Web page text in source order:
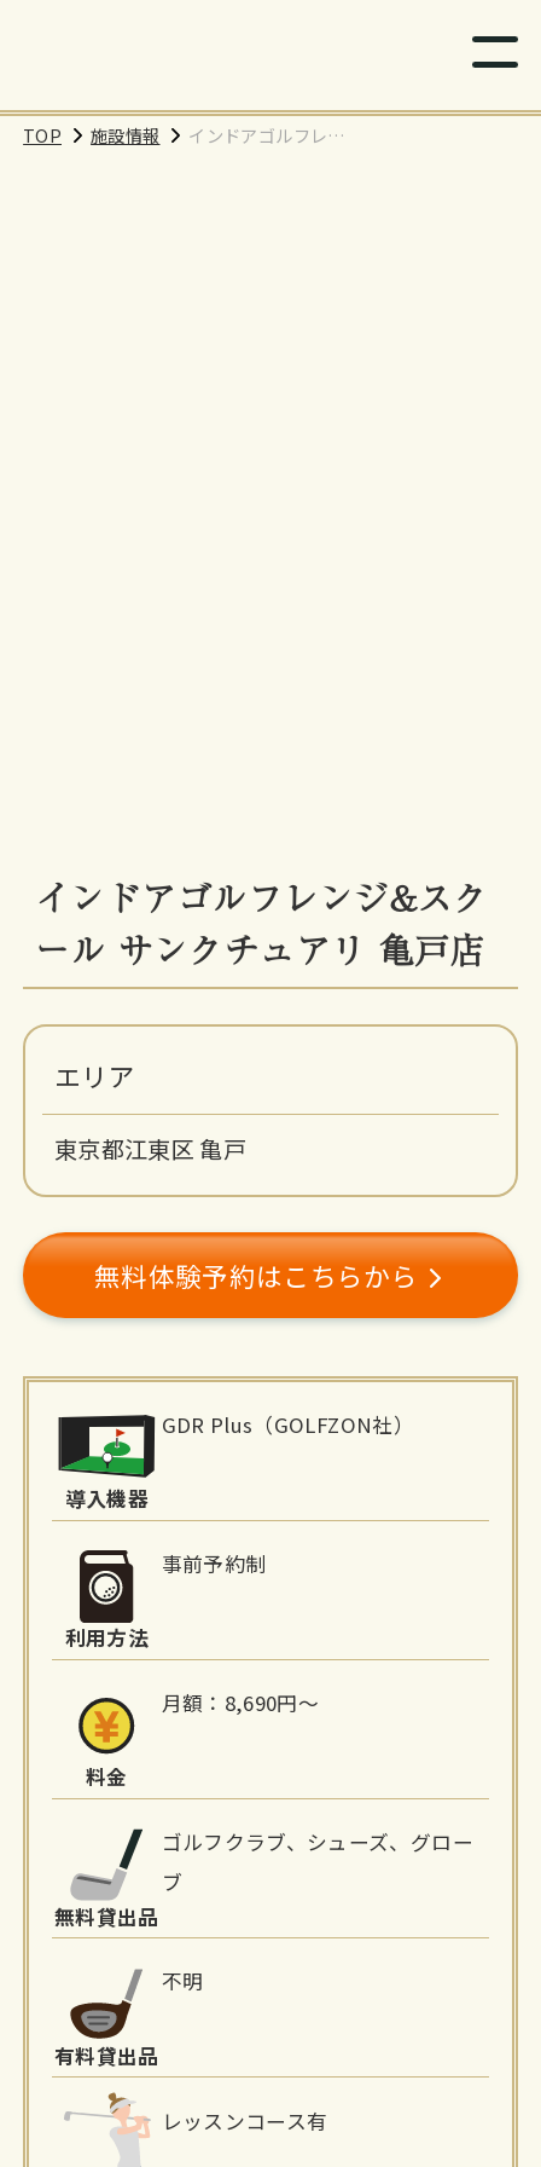
TOP 施設情報
インドアゴルフレン
インドアゴルフレンジ&スク
ール サンクチュアリ 亀戸店
エリア
東京都江東区 亀戸
無料体験予約はこちらから
報
導入機器
GDR Plus（GOLFZON社）
利用方法
事前予約制
料金
月額：8,690円〜
無料貸出品
ゴルフクラブ、シューズ、グロー
ブ
有料貸出品
不明
レッスンコース有